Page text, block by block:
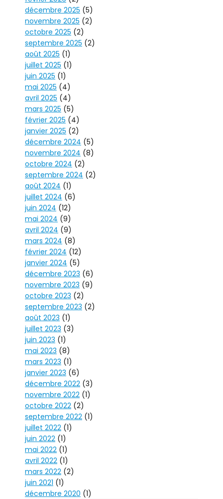
décembre 2025 (5)
novembre 2025 (2)
octobre 2025 (2)
septembre 2025 (2)
août 2025 (1)
juillet 2025 (1)
juin 2025 (1)
mai 2025 (4)
avril 2025 (4)
mars 2025 (5)
février 2025 (4)
janvier 2025 (2)
décembre 2024 (5)
novembre 2024 (8)
octobre 2024 (2)
septembre 2024 (2)
août 2024 (1)
juillet 2024 (6)
juin 2024 (12)
mai 2024 (9)
avril 2024 (9)
mars 2024 (8)
février 2024 (12)
janvier 2024 (5)
décembre 2023 (6)
novembre 2023 (9)
octobre 2023 (2)
septembre 2023 (2)
août 2023 (1)
juillet 2023 (3)
juin 2023 (1)
mai 2023 (8)
mars 2023 (1)
janvier 2023 (6)
décembre 2022 (3)
novembre 2022 (1)
octobre 2022 (2)
septembre 2022 (1)
juillet 2022 (1)
juin 2022 (1)
mai 2022 (1)
avril 2022 (1)
mars 2022 (2)
juin 2021 (1)
décembre 2020 (1)